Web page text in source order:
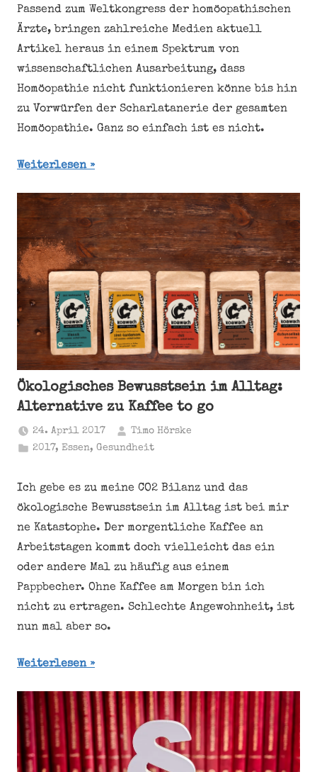
Passend zum Weltkongress der homöopathischen
Ärzte, bringen zahlreiche Medien aktuell
Artikel heraus in einem Spektrum von
wissenschaftlichen Ausarbeitung, dass
Homöopathie nicht funktionieren könne bis hin
zu Vorwürfen der Scharlatanerie der gesamten
Homöopathie. Ganz so einfach ist es nicht.
Weiterlesen
Ökologisches Bewusstsein im Alltag:
Alternative zu Kaffee to go
24. April 2017
Timo Hörske
2017, Essen,Gesundheit
Ich gebe es zu meine CO2 Bilanz und das
ökologische Bewusstsein im Alltag ist bei mir
ne Katastophe. Der morgentliche Kaffee an
Arbeitstagen kommt doch vielleicht das ein
oder andere Mal zu häufig aus einem
Pappbecher. Ohne Kaffee am Morgen bin ich
nicht zu ertragen. Schlechte Angewohnheit, ist
nun mal aber so.
Weiterlesen